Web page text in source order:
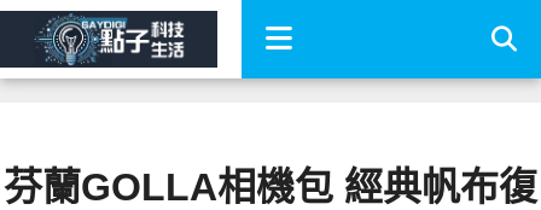
芬蘭GOLLA相機包 經典帆布復